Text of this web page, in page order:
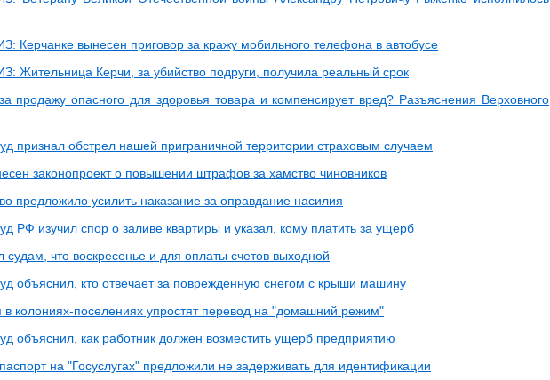
Керчанке вынесен приговор за кражу мобильного телефона в автобусе
Жительница Керчи, за убийство подруги, получила реальный срок
продажу опасного для здоровья товара и компенсирует вред? Разъяснения Верховного
признал обстрел нашей приграничной территории страховым случаем
законопроект о повышении штрафов за хамство чиновников
предложило усилить наказание за оправдание насилия
РФ изучил спор о заливе квартиры и указал, кому платить за ущерб
что воскресенье и для оплаты счетов выходной
объяснил, кто отвечает за поврежденную снегом с крыши машину
колониях-поселениях упростят перевод на "домашний режим"
объяснил, как работник должен возместить ущерб предприятию
на "Госуслугах" предложили не задерживать для идентификации